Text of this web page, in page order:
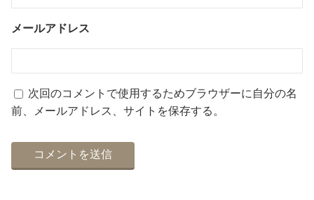
メールアドレス
次回のコメントで使用するためブラウザーに自分の名
前、メールアドレス、サイトを保存する。